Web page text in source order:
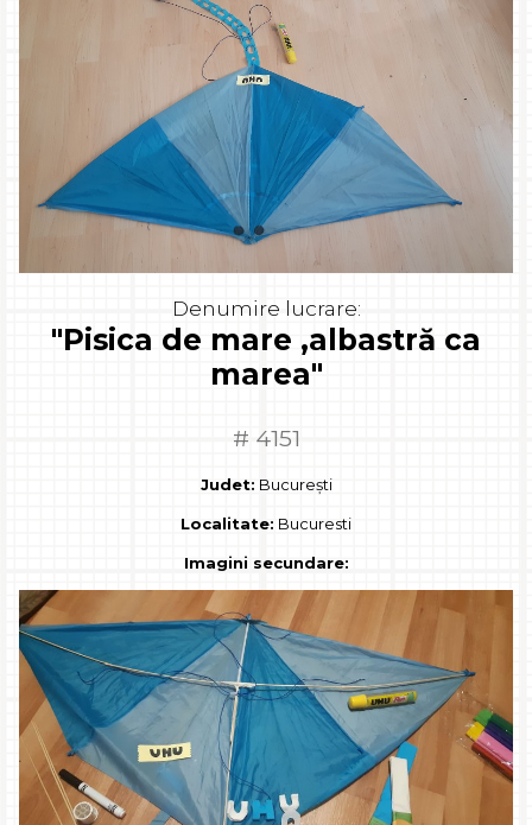
Denumire lucrare:
"Pisica de mare ,albastră ca
marea"
# 4151
Judet: București
Localitate: Bucuresti
Imagini secundare: